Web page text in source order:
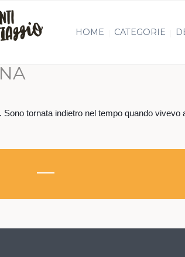
HOME CATEGORIE
Sono tornata indietro nel tempo quando vivevo